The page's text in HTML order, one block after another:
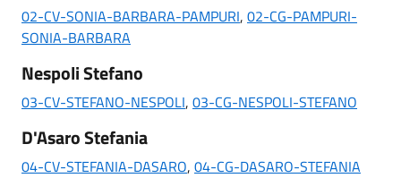
02-CV-SONIA-BARBARA-PAMPURI, 02-CG-PAMPURI-
SONIA-BARBARA
Nespoli Stefano
03-CV-STEFANO-NESPOLI, 03-CG-NESPOLI-STEFANO
D'Asaro Stefania
04-CV-STEFANIA-DASARO, 04-CG-DASARO-STEFANIA